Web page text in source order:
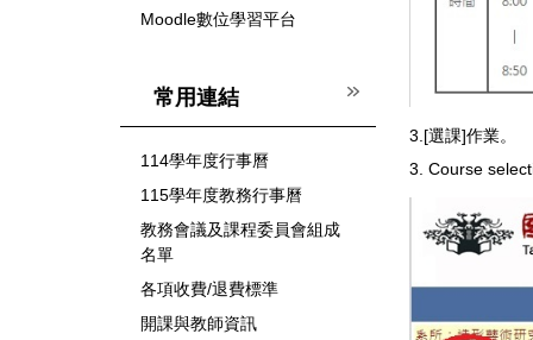
Moodle數位學習平台
常用連結
114學年度行事曆
115學年度教務行事曆
教務會議及課程委員會組成
名單
各項收費/退費標準
開課與教師資訊
3.[選課]作業。
3. Course